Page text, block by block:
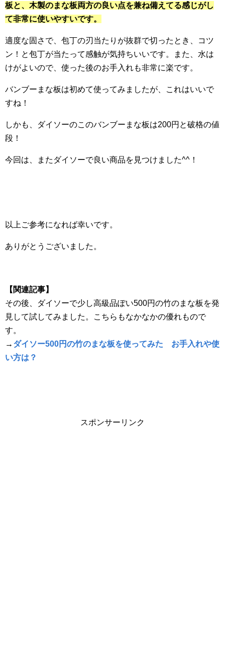
板と、木製のまな板両方の良い点を兼ね備えてる感じがし
て非常に使いやすいです。
適度な固さで、包丁の刃当たりが抜群で切ったとき、コツ
ン！と包丁が当たって感触が気持ちいいです。また、水は
けがよいので、使った後のお手入れも非常に楽です。
バンブーまな板は初めて使ってみましたが、これはいいで
すね！
しかも、ダイソーのこのバンブーまな板は200円と破格の値
段！
今回は、またダイソーで良い商品を見つけました^^！
以上ご参考になれば幸いです。
ありがとうございました。
【関連記事】
その後、ダイソーで少し高級品ぽい500円の竹のまな板を発
見して試してみました。こちらもなかなかの優れもので
す。
→ ダイソー500円の竹のまな板を使ってみた お手入れや使
い方は？
スポンサーリンク